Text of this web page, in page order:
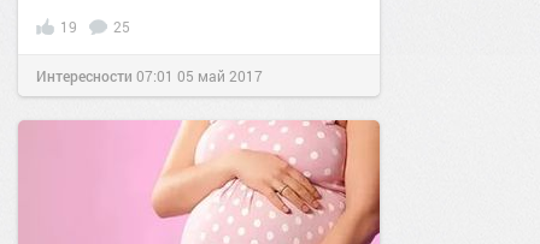
19 25
Интересности 07:01 05 май 2017